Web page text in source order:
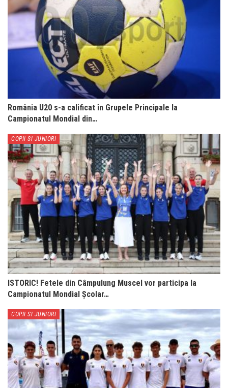
România U20 s-a calificat în Grupele Principale la
Campionatul Mondial din…
COPII SI JUNIORI
ISTORIC! Fetele din Câmpulung Muscel vor participa la
Campionatul Mondial Școlar…
COPII SI JUNIORI